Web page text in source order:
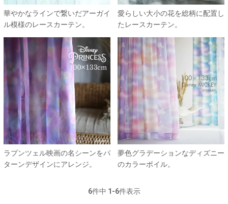
華やかなラインで繋いだアーガイ
ル模様のレースカーテン。
愛らしい大小の花を総柄に配置し
たレースカーテン。
ラプンツェル映画の名シーンをパ
ターンデザインにアレンジ。
夢色グラデーションなディズニー
のカラーボイル。
6件中 1 -6件表示